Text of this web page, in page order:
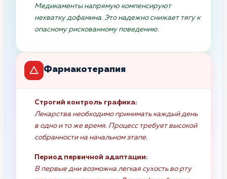
Медикаменты напрямую компенсируют
нехватку дофамина. Это надежно снижает тягу к
опасному рискованному поведению.
Фармакотерапия
Строгий контроль графика:
Лекарства необходимо принимать каждый день
в одно и то же время. Процесс требует высокой
собранности на начальном этапе.
Период первичной адаптации:
В первые дни возможна легкая сухость во рту